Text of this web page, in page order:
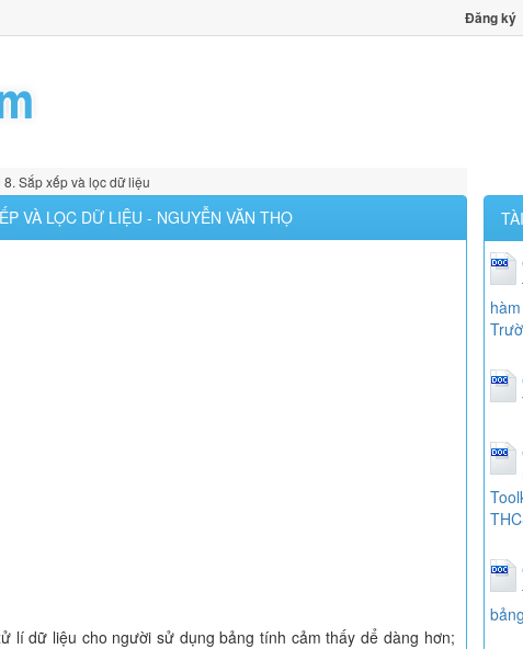
Đăng ký
8. Sắp xếp và lọc dữ liệu
VÀ LỌC DỮ LIỆU - NGUYỄN VĂN THỌ
lí dữ liệu cho người sử dụng bảng tính cảm thấy dể dàng hơn;